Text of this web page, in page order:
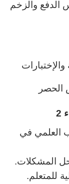
والزخم
الحصر
العلمي في
المشكلات.
للمتعلم.